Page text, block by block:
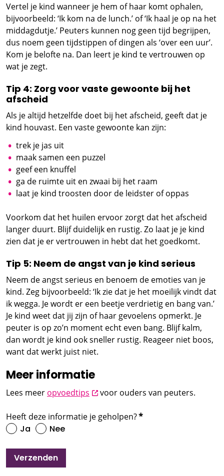
Vertel je kind wanneer je hem of haar komt ophalen,
bijvoorbeeld: ‘Ik kom na de lunch.’ of ‘Ik haal je op na het
middagdutje.’ Peuters kunnen nog geen tijd begrijpen,
dus noem geen tijdstippen of dingen als ‘over een uur’.
Kom je belofte na. Dan leert je kind te vertrouwen op
wat je zegt.
Tip 4: Zorg voor vaste gewoonte bij het
afscheid
Als je altijd hetzelfde doet bij het afscheid, geeft dat je
kind houvast. Een vaste gewoonte kan zijn:
trek je jas uit
maak samen een puzzel
geef een knuffel
ga de ruimte uit en zwaai bij het raam
laat je kind troosten door de leidster of oppas
Voorkom dat het huilen ervoor zorgt dat het afscheid
langer duurt. Blijf duidelijk en rustig. Zo laat je je kind
zien dat je er vertrouwen in hebt dat het goedkomt.
Tip 5: Neem de angst van je kind serieus
Neem de angst serieus en benoem de emoties van je
kind. Zeg bijvoorbeeld: ‘Ik zie dat je het moeilijk vindt dat
ik wegga. Je wordt er een beetje verdrietig en bang van.’
Je kind weet dat jij zijn of haar gevoelens opmerkt. Je
peuter is op zo’n moment echt even bang. Blijf kalm,
dan wordt je kind ook sneller rustig. Reageer niet boos,
want dat werkt juist niet.
Meer informatie
Lees meer opvoedtips opent nieuw scherm
voor ouders van peuters.
Heeft deze informatie je geholpen?*
Ja Nee
Verzenden